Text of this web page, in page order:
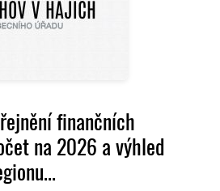
finančních
na 2026 a výhled